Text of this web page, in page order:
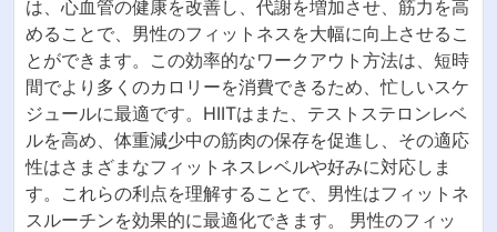
は、心血管の健康を改善し、代謝を増加させ、筋力を高
めることで、男性のフィットネスを大幅に向上させるこ
とができます。この効率的なワークアウト方法は、短時
間でより多くのカロリーを消費できるため、忙しいスケ
ジュールに最適です。HIITはまた、テストステロンレベ
ルを高め、体重減少中の筋肉の保存を促進し、その適応
性はさまざまなフィットネスレベルや好みに対応しま
す。これらの利点を理解することで、男性はフィットネ
スルーチンを効果的に最適化できます。 男性のフィッ